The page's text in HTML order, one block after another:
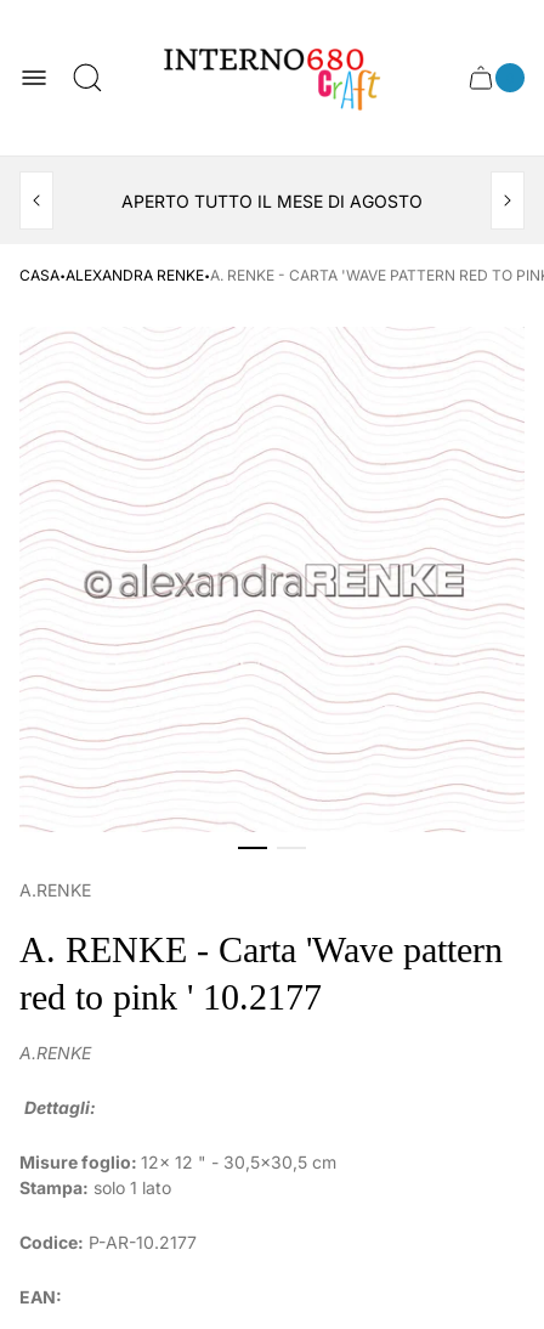
del
negozio
Cassetto
APERTO TUTTO IL MESE DI AGOSTO
CASA·ALEXANDRA RENKE·A. RENKE - CARTA 'WAVE PATTERN RED TO
A.RENKE
A. RENKE - Carta 'Wave pattern
red to pink ' 10.2177
A.RENKE
Dettagli:
Misure foglio: 12x 12 " - 30,5x30,5 cm
Stampa: solo 1 lato
Codice: P-AR-10.2177
EAN: